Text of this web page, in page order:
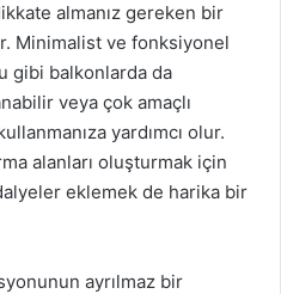
almanız gereken bir
Minimalist ve fonksiyonel
gibi balkonlarda da
veya çok amaçlı
yardımcı olur.
alanları oluşturmak için
eklemek de harika bir
ayrılmaz bir